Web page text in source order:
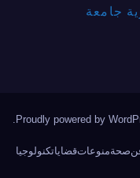
جامعة
Proudly powered by
صحةمنوعاتقضاياتكنولوجيا